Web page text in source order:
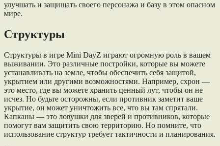
улучшать и защищать своего персонажа и базу в этом опасном
мире.
Структуры
Структуры в игре Mini DayZ играют огромную роль в вашем
выживании. Это различные постройки, которые вы можете
устанавливать на земле, чтобы обеспечить себя защитой,
укрытием или другими возможностями. Например, схрон —
это место, где вы можете хранить ценный лут, чтобы он не
исчез. Но будьте осторожны, если противник заметит ваше
укрытие, он может уничтожить все, что вы там спрятали.
Капканы — это ловушки для зверей и противников, которые
помогут вам защитить свою территорию. Но помните, что
использование структур требует тактичности и планирования.